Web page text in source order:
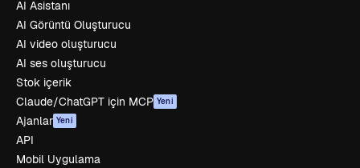
AI Asistanı
AI Görüntü Oluşturucu
AI video oluşturucu
AI ses oluşturucu
Stok içerik
Claude/ChatGPT için MCP Yeni
Ajanlar Yeni
API
Mobil Uygulama